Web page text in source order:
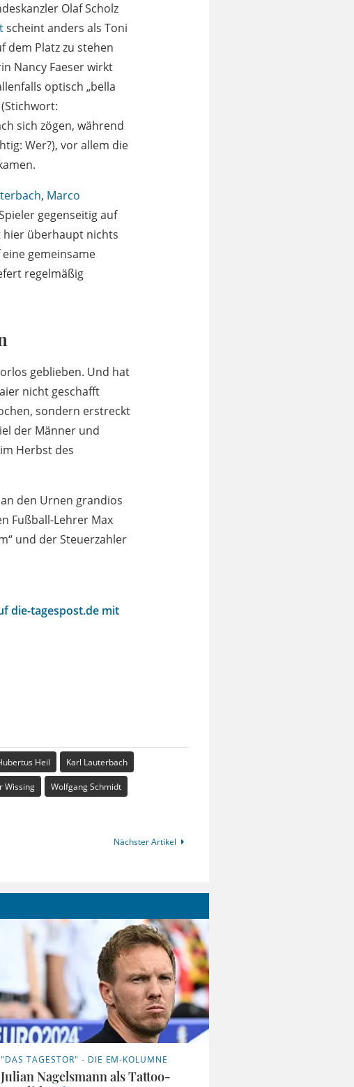
Olaf Scholz
scheint anders als Toni
dem Platz zu stehen
Nancy Faeser wirkt
optisch „bella
sich zögen, während
Wer?), vor allem die
, Marco
gegenseitig auf
hier überhaupt nichts
gemeinsame
regelmäßig
geblieben. Und hat
nicht geschafft
sondern erstreckt
der Männer und
Herbst des
den Urnen grandios
Fußball-Lehrer Max
und der Steuerzahler
die-tagespost.de mit
Heil Karl Lauterbach
Wissing Wolfgang Schmidt
Nächster Artikel
"DAS TAGESTOR" - DIE EM-KOLUMNE
Julian Nagelsmann als Tattoo-